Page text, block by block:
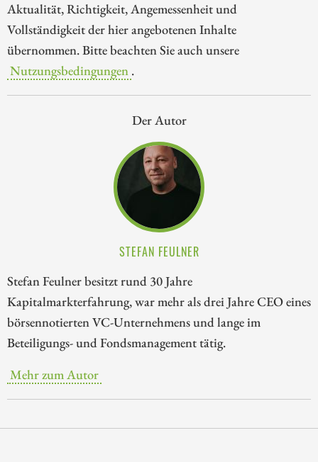
Aktualität, Richtigkeit, Angemessenheit und
Vollständigkeit der hier angebotenen Inhalte
übernommen. Bitte beachten Sie auch unsere
Nutzungsbedingungen .
Der Autor
STEFAN FEULNER
Stefan Feulner besitzt rund 30 Jahre
Kapitalmarkterfahrung, war mehr als drei Jahre CEO eines
börsennotierten VC-Unternehmens und lange im
Beteiligungs- und Fondsmanagement tätig.
Mehr zum Autor